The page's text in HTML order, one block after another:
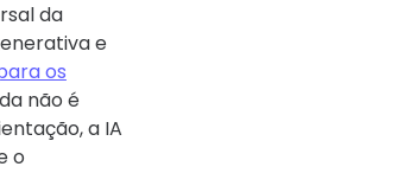
da
e
os
não é
a IA
o